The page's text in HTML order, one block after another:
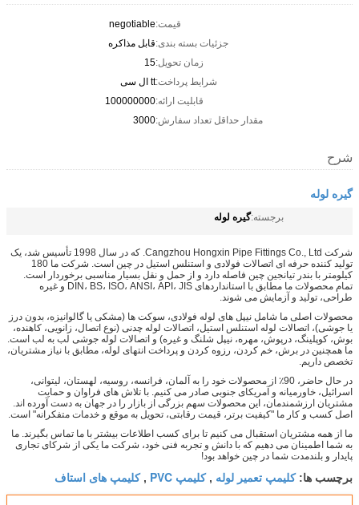
قیمت:negotiable
جزئیات بسته بندی:قابل مذاکره
زمان تحویل:15
شرایط پرداخت:tt ال سی
قابلیت ارائه:100000000
مقدار حداقل تعداد سفارش:3000
شرح
گیره لوله
برجسته:گیره لوله
شرکت Cangzhou Hongxin Pipe Fittings Co., Ltd. که در سال 1998 تأسیس شد، یک
تولید کننده حرفه ای اتصالات فولادی و استنلس استیل در چین است. شرکت ما 180
کیلومتر با بندر تیانجین چین فاصله دارد و از حمل و نقل بسیار مناسبی برخوردار است.
تمام محصولات ما مطابق با استانداردهای DIN، BS، ISO، ANSI، API، JIS و غیره
طراحی، تولید و آزمایش می شوند.
محصولات اصلی ما شامل نیپل های لوله فولادی، سوکت ها (مشکی یا گالوانیزه، بدون درز
یا جوشی)، اتصالات لوله استنلس استیل، اتصالات لوله چدنی (نوع اتصال، زانویی، کاهنده،
بوش، کوپلینگ، درپوش، مهره، نیپل شلنگ و غیره) و اتصالات لوله جوشی لب به لب است.
ما همچنین در برش، خم کردن، رزوه کردن و پرداخت انتهای لوله، مطابق با نیاز مشتریان،
تخصص داریم.
در حال حاضر، 90٪ از محصولات خود را به آلمان، فرانسه، روسیه، لهستان، لیتوانی،
اسرائیل، خاورمیانه و آمریکای جنوبی صادر می کنیم. با تلاش های فراوان و حمایت
مشتریان ارزشمندمان، این محصولات سهم بزرگی از بازار را در جهان به دست آورده اند.
اصل کسب و کار ما "کیفیت برتر، قیمت رقابتی، تحویل به موقع و خدمات متفکرانه" است.
ما از همه مشتریان استقبال می کنیم تا برای کسب اطلاعات بیشتر با ما تماس بگیرند. ما
به شما اطمینان می دهیم که با دانش و تجربه فنی خود، شرکت ما یکی از شرکای تجاری
پایدار و بلندمدت شما در چین خواهد بود!
برچسب ها:کلیمپ تعمیر لوله ,کلیمپ PVC ,کلیمپ های استاف